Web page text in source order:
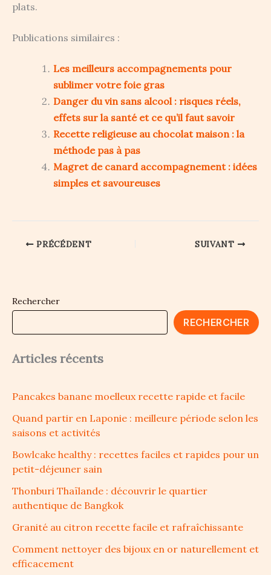
plats.
Publications similaires :
Les meilleurs accompagnements pour
sublimer votre foie gras
Danger du vin sans alcool : risques réels,
effets sur la santé et ce qu’il faut savoir
Recette religieuse au chocolat maison : la
méthode pas à pas
Magret de canard accompagnement : idées
simples et savoureuses
PRÉCÉDENT SUIVANT
Rechercher
RECHERCHER
Articles récents
Pancakes banane moelleux recette rapide et facile
Quand partir en Laponie : meilleure période selon les
saisons et activités
Bowlcake healthy : recettes faciles et rapides pour un
petit-déjeuner sain
Thonburi Thaïlande : découvrir le quartier
authentique de Bangkok
Granité au citron recette facile et rafraîchissante
Comment nettoyer des bijoux en or naturellement et
efficacement